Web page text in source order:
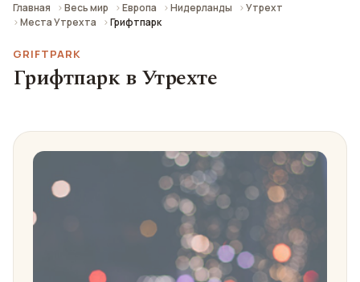
Главная Весь мир Европа Нидерланды
Утрехт
Места Утрехта
Грифтпарк
GRIFTPARK
Грифтпарк в Утрехте